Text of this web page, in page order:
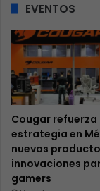
EVENTOS
Cougar refuerza
estrategia en
nuevos
innovaciones
gamers